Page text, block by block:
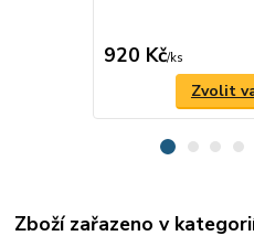
920 Kč/ks
Zvolit
Zboží zařazeno v